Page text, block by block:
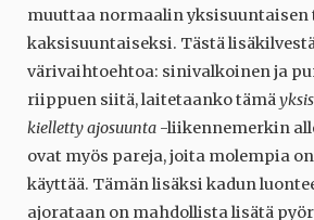
muuttaa normaalin yksisuuntaisen
kaksisuuntaiseksi. Tästä
värivaihtoehtoa: sinivalkoinen ja
riippuen siitä, laitetaanko tämä
kielletty ajosuunta -liikennemerkin
ovat myös pareja, joita molempia
käyttää. Tämän lisäksi kadun
ajorataan on mahdollista lisätä